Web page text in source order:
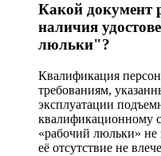
Какой документ
наличия
люльки"?
Квалификация
требованиям,
эксплуатации
квалификационному
«рабочий люльки» не
её отсутствие не